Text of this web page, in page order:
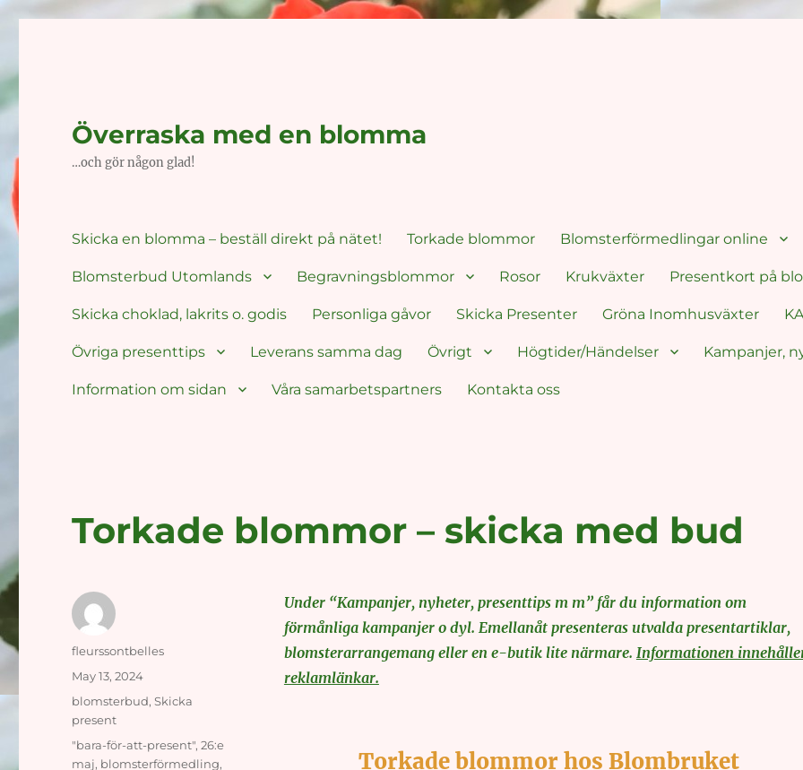
Överraska med en blomma
…och gör någon glad!
Skicka en blomma – beställ direkt på nätet! Torkade blommor Blomsterförmedlingar online
Blomsterbud Utomlands Begravningsblommor Rosor Krukväxter Presentkort på
Skicka choklad, lakrits o. godis Personliga gåvor Skicka Presenter Gröna Inomhusväxter
Övriga presenttips Leverans samma dag Övrigt Högtider/Händelser Kampanjer,
Information om sidan Våra samarbetspartners Kontakta oss
Torkade blommor – skicka med bud
Under “Kampanjer, nyheter, presenttips m m” får du information om
förmånliga kampanjer o dyl. Emellanåt presenteras utvalda presentartiklar,
blomsterarrangemang eller en e-butik lite närmare. Informationen
reklamlänkar.
Torkade blommor hos Blombruket
Author
fleurssontbelles
Posted
on
May 13, 2024
Categories
blomsterbud,Skicka
present
Tags
"bara-för-att-present",26:e
maj, blomsterförmedling,